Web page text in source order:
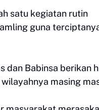
satu kegiatan rutin
guna
dan Babinsa berikan
masing